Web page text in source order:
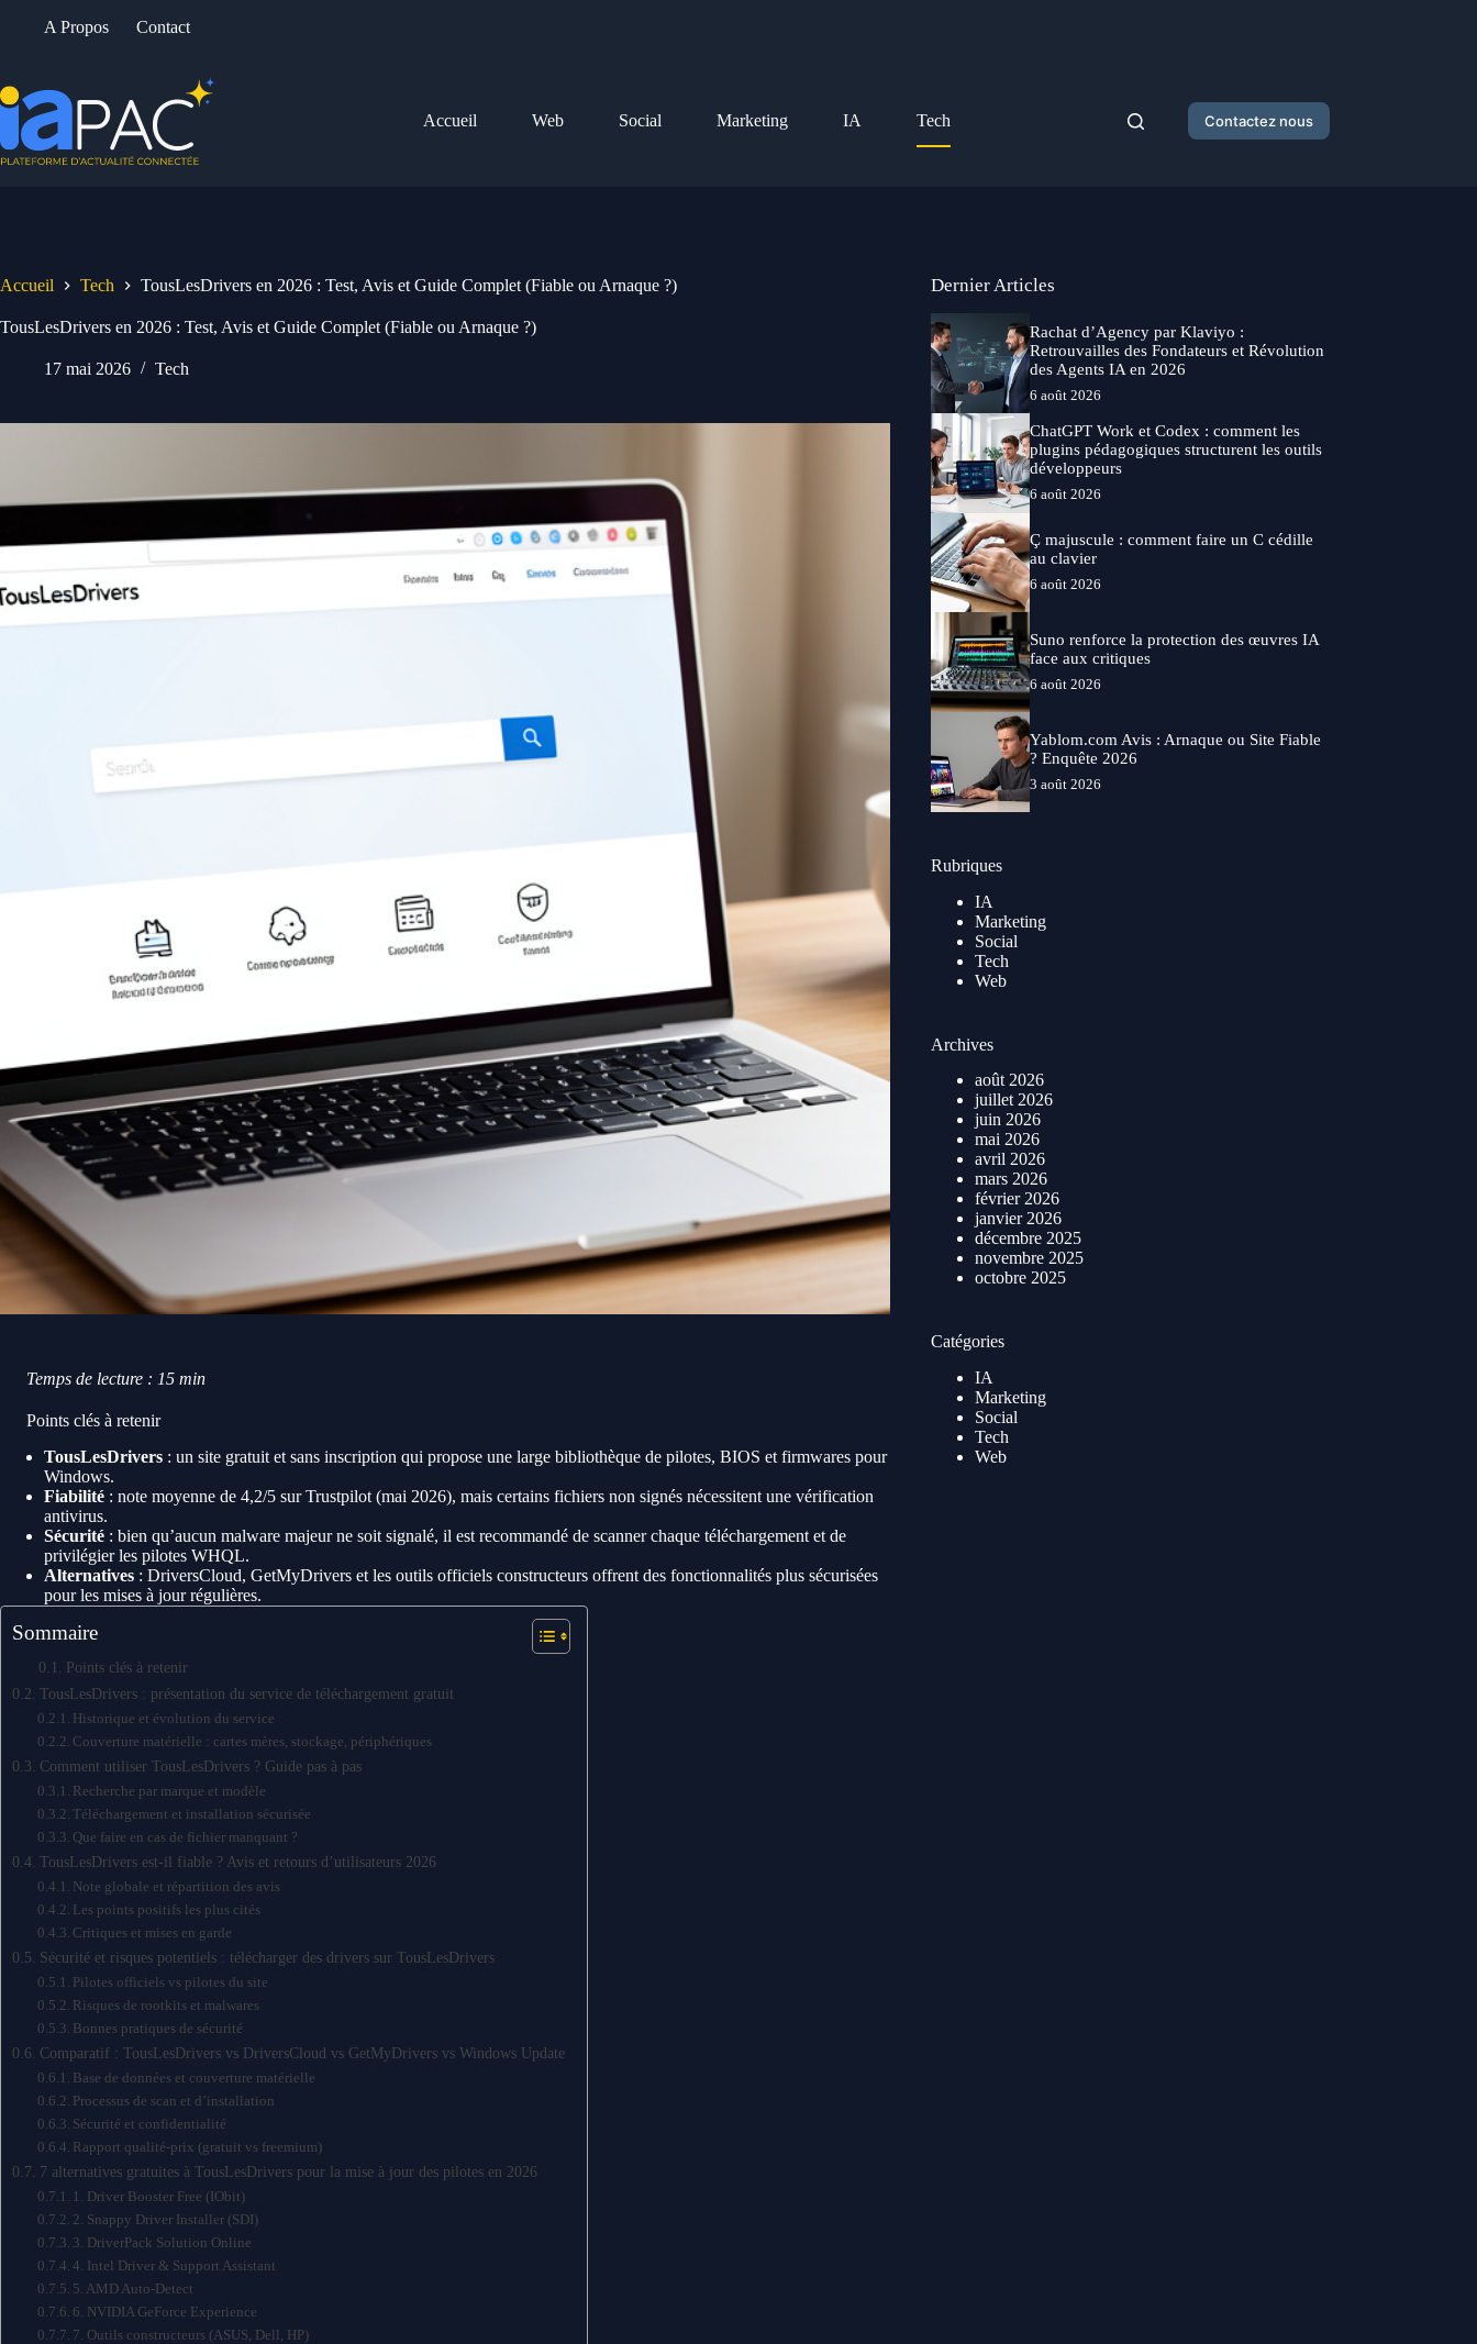
A Propos Contact
Accueil Web Social Marketing IA Tech Contactez nous
Accueil Tech TousLesDrivers en 2026 : Test, Avis et Guide Complet (Fiable ou Arnaque ?)
TousLesDrivers en 2026 : Test, Avis et Guide Complet (Fiable ou Arnaque ?)
17 mai 2026 Tech
Temps de lecture : 15 min
Points clés à retenir
TousLesDrivers : un site gratuit et sans inscription qui propose une large bibliothèque de pilotes, BIOS et firmwares pour
Windows.
Fiabilité : note moyenne de 4,2/5 sur Trustpilot (mai 2026), mais certains fichiers non signés nécessitent une vérification
antivirus.
Sécurité : bien qu’aucun malware majeur ne soit signalé, il est recommandé de scanner chaque téléchargement et de
privilégier les pilotes WHQL.
Alternatives : DriversCloud, GetMyDrivers et les outils officiels constructeurs offrent des fonctionnalités plus sécurisées
pour les mises à jour régulières.
Sommaire
Points clés à retenir
TousLesDrivers : présentation du service de téléchargement gratuit
Historique et évolution du service
Couverture matérielle : cartes mères, stockage, périphériques
Comment utiliser TousLesDrivers ? Guide pas à pas
Recherche par marque et modèle
Téléchargement et installation sécurisée
Que faire en cas de fichier manquant ?
TousLesDrivers est-il fiable ? Avis et retours d’utilisateurs 2026
Note globale et répartition des avis
Les points positifs les plus cités
Critiques et mises en garde
Sécurité et risques potentiels : télécharger des drivers sur TousLesDrivers
Pilotes officiels vs pilotes du site
Risques de rootkits et malwares
Bonnes pratiques de sécurité
Comparatif : TousLesDrivers vs DriversCloud vs GetMyDrivers vs Windows Update
Base de données et couverture matérielle
Processus de scan et d’installation
Sécurité et confidentialité
Rapport qualité-prix (gratuit vs freemium)
7 alternatives gratuites à TousLesDrivers pour la mise à jour des pilotes en 2026
1. Driver Booster Free (IObit)
2. Snappy Driver Installer (SDI)
3. DriverPack Solution Online
4. Intel Driver & Support Assistant
5. AMD Auto-Detect
6. NVIDIA GeForce Experience
7. Outils constructeurs (ASUS, Dell, HP)
Dernier Articles
Rachat d’Agency par Klaviyo :
Retrouvailles des Fondateurs et Révolution
des Agents IA en 2026
6 août 2026
ChatGPT Work et Codex : comment les
plugins pédagogiques structurent les outils
développeurs
6 août 2026
Ç majuscule : comment faire un C cédille
au clavier
6 août 2026
Suno renforce la protection des œuvres IA
face aux critiques
6 août 2026
Yablom.com Avis : Arnaque ou Site Fiable
? Enquête 2026
3 août 2026
Rubriques
IA
Marketing
Social
Tech
Web
Archives
août 2026
juillet 2026
juin 2026
mai 2026
avril 2026
mars 2026
février 2026
janvier 2026
décembre 2025
novembre 2025
octobre 2025
Catégories
IA
Marketing
Social
Tech
Web